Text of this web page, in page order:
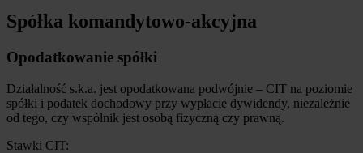
Spółka komandytowo-akcyjna
Opodatkowanie spółki
Działalność s.k.a. jest opodatkowana podwójnie – CIT na poziomie
spółki i podatek dochodowy przy wypłacie dywidendy, niezależnie
od tego, czy wspólnik jest osobą fizyczną czy prawną.
Stawki CIT: